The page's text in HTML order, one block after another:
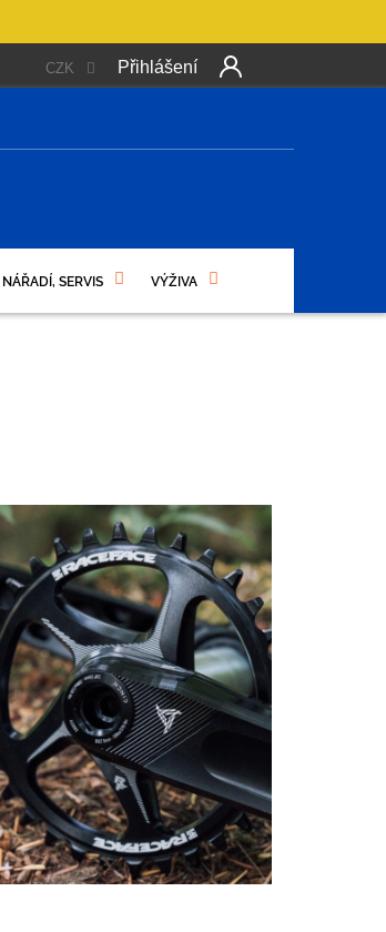
OBCHODNÍ PODMÍNKY PODMÍNKY OCHRANY
CZK Přihlášení
NÁŘADÍ, SERVIS VÝŽIVA